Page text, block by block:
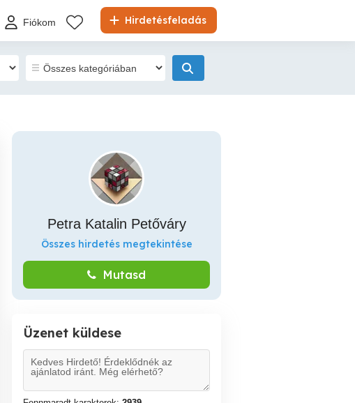
Hirdetésfeladás
Fiókom
Petra Katalin Petőváry
Összes hirdetés megtekintése
Mutasd
Üzenet küldese